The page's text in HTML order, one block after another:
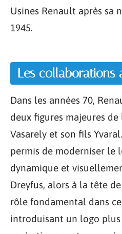
Usines Renault après sa
1945.
Les collaborations
Dans les années 70,
deux figures majeures
Vasarely et son fils
permis de moderniser le
dynamique et
Dreyfus, alors à la tête
rôle fondamental dans
introduisant un logo plus